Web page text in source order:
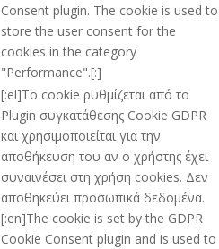
Consent plugin. The cookie is used to
store the user consent for the
cookies in the category
"Performance".[:]
[:el]Το cookie ρυθμίζεται από το
Plugin συγκατάθεσης Cookie GDPR
και χρησιμοποιείται για την
αποθήκευση του αν ο χρήστης έχει
συναινέσει στη χρήση cookies. Δεν
αποθηκεύει προσωπικά δεδομένα.
[:en]The cookie is set by the GDPR
Cookie Consent plugin and is used to